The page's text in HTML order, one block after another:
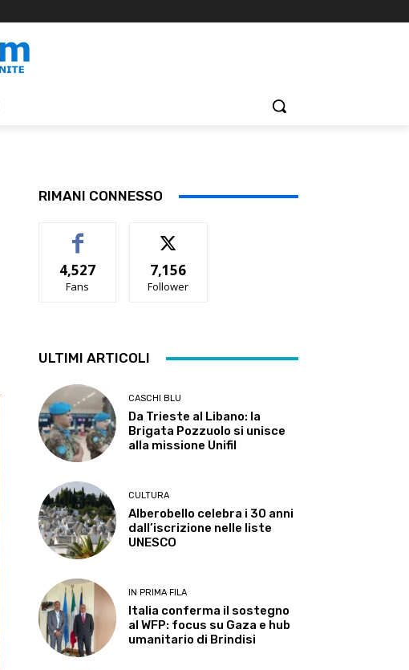
RIMANI CONNESSO
4,527
Fans
7,156
Follower
ULTIMI ARTICOLI
CASCHI BLU
Da Trieste al Libano: la
Brigata Pozzuolo si unisce
alla missione Unifil
CULTURA
Alberobello celebra i 30 anni
dall’iscrizione nelle liste
UNESCO
IN PRIMA FILA
Italia conferma il sostegno
al WFP: focus su Gaza e hub
umanitario di Brindisi